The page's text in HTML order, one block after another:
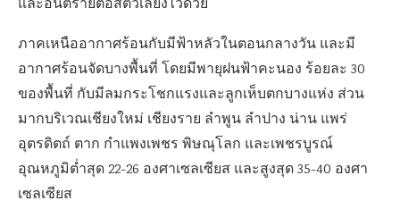
และอันตรายต่อสัตว์เลี้ยงไว้ด้วย
ภาคเหนืออากาศร้อนกับมีฟ้าหลัวในตอนกลางวัน และมี
อากาศร้อนจัดบางพื้นที่ โดยมีพายุฝนฟ้าคะนอง ร้อยละ 30
ของพื้นที่ กับมีลมกระโชกแรงและลูกเห็บตกบางแห่ง ส่วน
มากบริเวณเชียงใหม่ เชียงราย ลำพูน ลำปาง น่าน แพร่
อุตรดิตถ์ ตาก กำแพงเพชร พิษณุโลก และเพชรบูรณ์
อุณหภูมิต่ำสุด 22-26 องศาเซลเซียส และสูงสุด 35-40 องศา
เซลเซียส